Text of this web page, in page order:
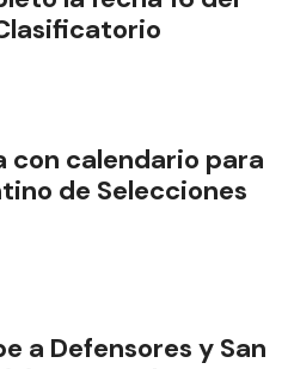
con calendario para
de Selecciones
a Defensores y San